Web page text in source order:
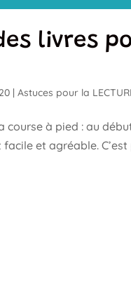
livres
|Astuces pour la
course à pied : au
et agréable.